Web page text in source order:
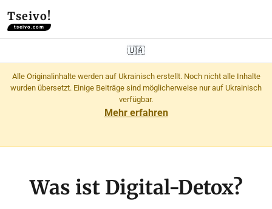
Tseivo!
tseivo.com
🇺🇦
Alle Originalinhalte werden auf Ukrainisch erstellt. Noch nicht alle Inhalte
wurden übersetzt. Einige Beiträge sind möglicherweise nur auf Ukrainisch
verfügbar.
Mehr erfahren
Was ist Digital-Detox?